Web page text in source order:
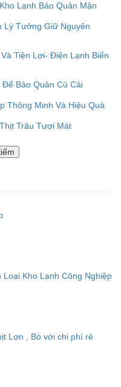
Lạnh Bảo Quản Mận
Lý Tưởng Giữ Nguyên
Tiện Lợi- Điện Lạnh Biển
Để Bảo Quản Củ Cải
Thông Minh Và Hiệu Quả
Trâu Tươi Mát
Loại Kho Lạnh Công Nghiệp
Lợn , Bò với chi phí rẻ